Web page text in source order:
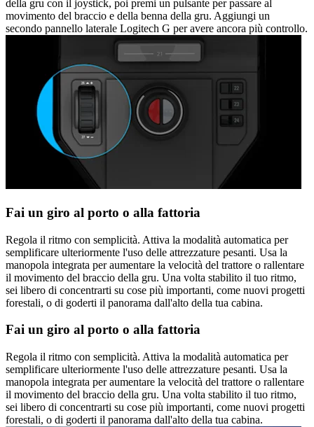
della gru con il joystick, poi premi un pulsante per passare al
movimento del braccio e della benna della gru. Aggiungi un
secondo pannello laterale Logitech G per avere ancora più controllo.
Fai un giro al porto o alla fattoria
Regola il ritmo con semplicità. Attiva la modalità automatica per
semplificare ulteriormente l'uso delle attrezzature pesanti. Usa la
manopola integrata per aumentare la velocità del trattore o rallentare
il movimento del braccio della gru. Una volta stabilito il tuo ritmo,
sei libero di concentrarti su cose più importanti, come nuovi progetti
forestali, o di goderti il panorama dall'alto della tua cabina.
Fai un giro al porto o alla fattoria
Regola il ritmo con semplicità. Attiva la modalità automatica per
semplificare ulteriormente l'uso delle attrezzature pesanti. Usa la
manopola integrata per aumentare la velocità del trattore o rallentare
il movimento del braccio della gru. Una volta stabilito il tuo ritmo,
sei libero di concentrarti su cose più importanti, come nuovi progetti
forestali, o di goderti il panorama dall'alto della tua cabina.